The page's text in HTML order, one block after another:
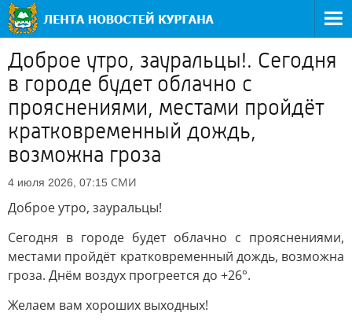
Доброе утро, зауральцы!. Сегодня
в городе будет облачно с
прояснениями, местами пройдёт
кратковременный дождь,
возможна гроза
4 июля 2026, 07:15 СМИ
Доброе утро, зауральцы!
Сегодня в городе будет облачно с прояснениями,
местами пройдёт кратковременный дождь, возможна
гроза. Днём воздух прогреется до +26°.
Желаем вам хороших выходных!